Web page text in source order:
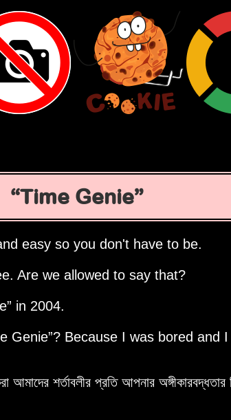
Time Genie
easy so you don't have to be.
Are we allowed to say that?
in 2004.
Genie ? Because I was bored and
শর্তাবলীর প্রতি আপনার অঙ্গীকারবদ্ধতার